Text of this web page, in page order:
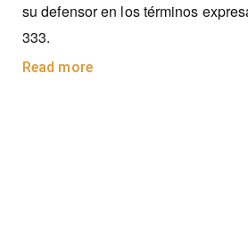
su defensor en los términos
333.
Read more